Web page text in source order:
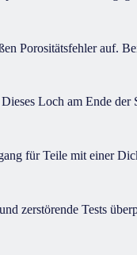
Porositätsfehler auf.
Loch am Ende
für Teile mit einer
zerstörende Tests